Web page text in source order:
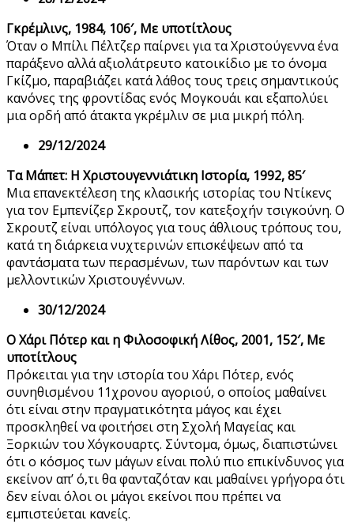
Γκρέμλινς, 1984, 106′, Με υποτίτλους
Όταν ο Μπίλι Πέλτζερ παίρνει για τα Χριστούγεννα ένα
παράξενο αλλά αξιολάτρευτο κατοικίδιο με το όνομα
Γκίζμο, παραβιάζει κατά λάθος τους τρεις σημαντικούς
κανόνες της φροντίδας ενός Μογκουάι και εξαπολύει
μια ορδή από άτακτα γκρέμλιν σε μια μικρή πόλη.
29/12/2024
Τα Μάπετ: Η Χριστουγεννιάτικη Ιστορία, 1992, 85′
Μια επανεκτέλεση της κλασικής ιστορίας του Ντίκενς
για τον Εμπενίζερ Σκρουτζ, τον κατεξοχήν τσιγκούνη. Ο
Σκρουτζ είναι υπόλογος για τους άθλιους τρόπους του,
κατά τη διάρκεια νυχτερινών επισκέψεων από τα
φαντάσματα των περασμένων, των παρόντων και των
μελλοντικών Χριστουγέννων.
30/12/2024
Ο Χάρι Πότερ και η Φιλοσοφική Λίθος, 2001, 152′, Με
υποτίτλους
Πρόκειται για την ιστορία του Χάρι Πότερ, ενός
συνηθισμένου 11χρονου αγοριού, ο οποίος μαθαίνει
ότι είναι στην πραγματικότητα μάγος και έχει
προσκληθεί να φοιτήσει στη Σχολή Μαγείας και
Ξορκιών του Χόγκουαρτς. Σύντομα, όμως, διαπιστώνει
ότι ο κόσμος των μάγων είναι πολύ πιο επικίνδυνος για
εκείνον απ’ ό,τι θα φανταζόταν και μαθαίνει γρήγορα ότι
δεν είναι όλοι οι μάγοι εκείνοι που πρέπει να
εμπιστεύεται κανείς.